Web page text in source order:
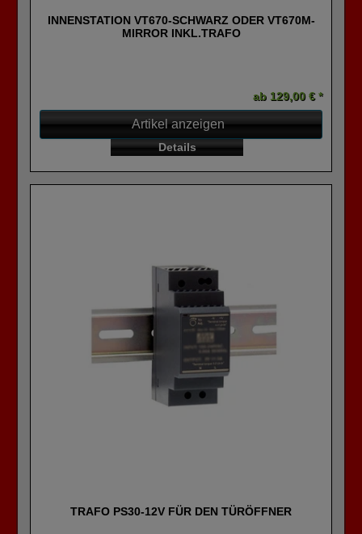
INNENSTATION VT670-SCHWARZ ODER VT670M-
MIRROR INKL.TRAFO
ab 129,00 € *
Artikel anzeigen
Details
TRAFO PS30-12V FÜR DEN TÜRÖFFNER